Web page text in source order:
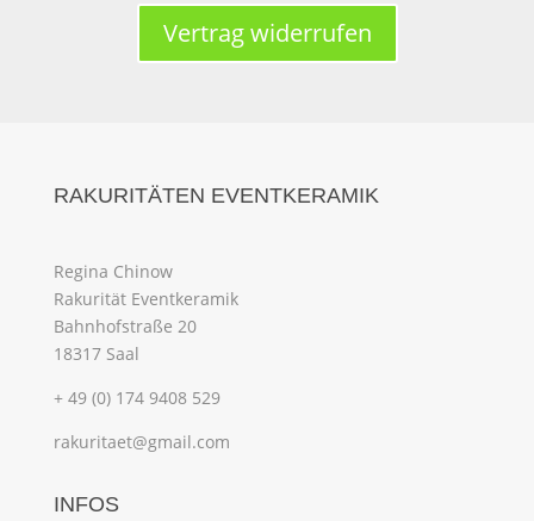
Vertrag widerrufen
RAKURITÄTEN EVENTKERAMIK
Regina Chinow
Rakurität Eventkeramik
Bahnhofstraße 20
18317 Saal
+ 49 (0) 174 9408 529
rakuritaet@gmail.com
INFOS